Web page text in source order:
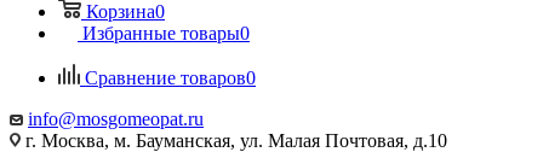
Корзина0
Избранные товары0
Сравнение товаров0
info@mosgomeopat.ru
г. Москва, м. Бауманская, ул. Малая Почтовая, д.10